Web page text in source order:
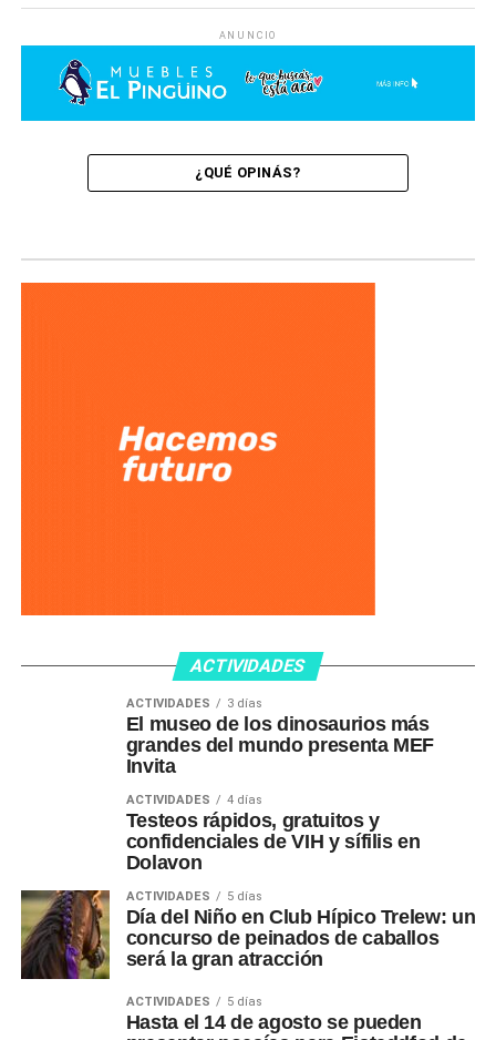
ANUNCIO
¿QUÉ OPINÁS?
ACTIVIDADES
ACTIVIDADES 3 días
El museo de los dinosaurios más
grandes del mundo presenta MEF
Invita
ACTIVIDADES 4 días
Testeos rápidos, gratuitos y
confidenciales de VIH y sífilis en
Dolavon
ACTIVIDADES 5 días
Día del Niño en Club Hípico Trelew: un
concurso de peinados de caballos
será la gran atracción
ACTIVIDADES 5 días
Hasta el 14 de agosto se pueden